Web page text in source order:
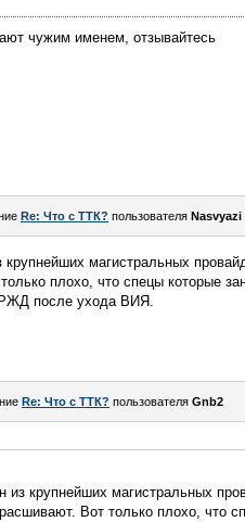
чужим именем, отзывайтесь
Re: Что с ТТК? пользователя Nasvyazi
магистральных
плохо, что спецы которые
РЖД после ухода ВИЯ.
Re: Что с ТТК? пользователя Gnb2
крупнейших магистральных
Вот только плохо, что